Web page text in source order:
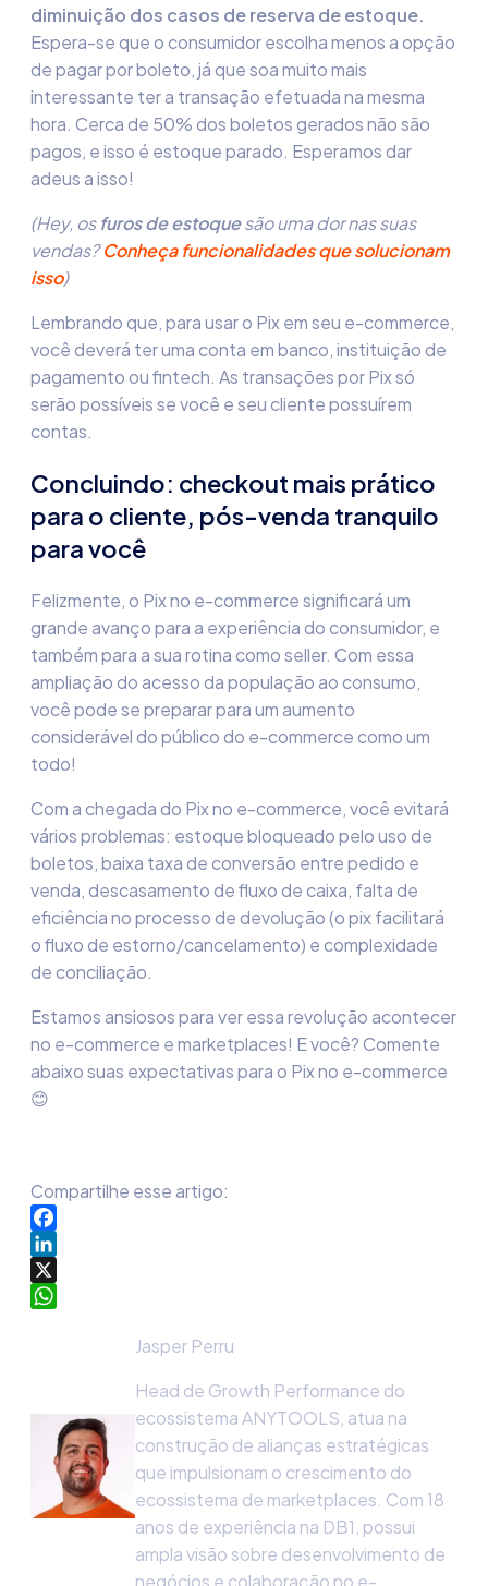
diminuição dos casos de reserva de estoque.
Espera-se que o consumidor escolha menos a opção
de pagar por boleto, já que soa muito mais
interessante ter a transação efetuada na mesma
hora. Cerca de 50% dos boletos gerados não são
pagos, e isso é estoque parado. Esperamos dar
adeus a isso!
(Hey, osfuros de estoquesão uma dor nas suas
vendas?Conheça funcionalidades que solucionam
isso)
Lembrando que, para usar o Pix em seu e-commerce,
você deverá ter uma conta em banco, instituição de
pagamento ou fintech. As transações por Pix só
serão possíveis se você e seu cliente possuírem
contas.
Concluindo: checkout mais prático
para o cliente, pós-venda tranquilo
para você
Felizmente, o Pix no e-commerce significará um
grande avanço para a experiência do consumidor, e
também para a sua rotina como seller. Com essa
ampliação do acesso da população ao consumo,
você pode se preparar para um aumento
considerável do público do e-commerce como um
todo!
Com a chegada do Pix no e-commerce, você evitará
vários problemas: estoque bloqueado pelo uso de
boletos, baixa taxa de conversão entre pedido e
venda, descasamento de fluxo de caixa, falta de
eficiência no processo de devolução (o pix facilitará
o fluxo de estorno/cancelamento) e complexidade
de conciliação.
Estamos ansiosos para ver essa revolução acontecer
no e-commerce e marketplaces! E você? Comente
abaixo suas expectativas para o Pix no e-commerce
😊
Compartilhe esse artigo:
Facebook
LinkedIn
X
Jasper Perru
Head de Growth Performance do
ecossistema ANYTOOLS, atua na
construção de alianças estratégicas
que impulsionam o crescimento do
ecossistema de marketplaces. Com 18
anos de experiência na DB1, possui
ampla visão sobre desenvolvimento de
negócios e colaboração no e-